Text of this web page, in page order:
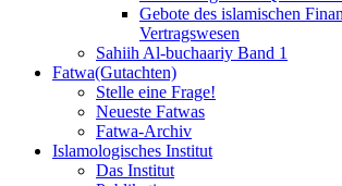
Gebote des islamischen
Vertragswesen
Sahiih Al-buchaariy Band 1
Fatwa(Gutachten)
Stelle eine Frage!
Neueste Fatwas
Fatwa-Archiv
Islamologisches Institut
Das Institut